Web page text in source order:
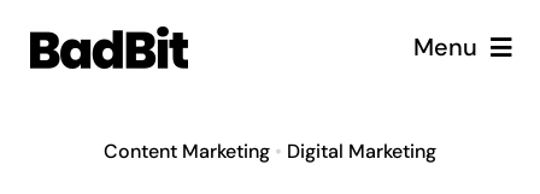
Menu
Content Marketing • Digital Marketing